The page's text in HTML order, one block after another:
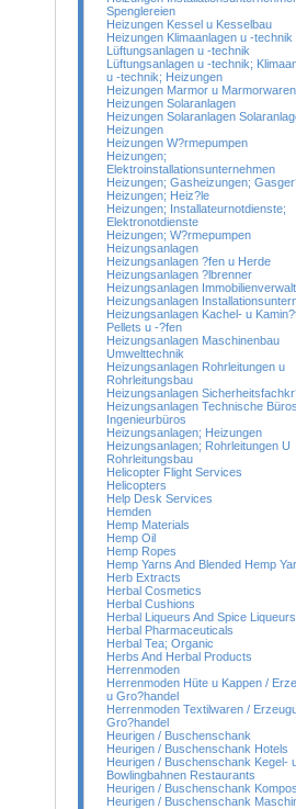
Spenglereien
Heizungen Kessel u Kesselbau
Heizungen Klimaanlagen u -technik
Lüftungsanlagen u -technik
Lüftungsanlagen u -technik;
u -technik; Heizungen
Heizungen Marmor u Marmorwaren
Heizungen Solaranlagen
Heizungen Solaranlagen
Heizungen
Heizungen W?rmepumpen
Heizungen;
Elektroinstallationsunternehmen
Heizungen; Gasheizungen;
Heizungen; Heiz?le
Heizungen; Installateurnotdienste;
Elektronotdienste
Heizungen; W?rmepumpen
Heizungsanlagen
Heizungsanlagen ?fen u Herde
Heizungsanlagen ?lbrenner
Heizungsanlagen
Heizungsanlagen
Heizungsanlagen Kachel- u
Pellets u -?fen
Heizungsanlagen Maschinenbau
Umwelttechnik
Heizungsanlagen Rohrleitungen u
Rohrleitungsbau
Heizungsanlagen
Heizungsanlagen Technische
Ingenieurbüros
Heizungsanlagen; Heizungen
Heizungsanlagen; Rohrleitungen U
Rohrleitungsbau
Helicopter Flight Services
Helicopters
Help Desk Services
Hemden
Hemp Materials
Hemp Oil
Hemp Ropes
Hemp Yarns And Blended Hemp
Herb Extracts
Herbal Cosmetics
Herbal Cushions
Herbal Liqueurs And Spice Liqueurs
Herbal Pharmaceuticals
Herbal Tea; Organic
Herbs And Herbal Products
Herrenmoden
Herrenmoden Hüte u Kappen /
u Gro?handel
Herrenmoden Textilwaren /
Gro?handel
Heurigen / Buschenschank
Heurigen / Buschenschank Hotels
Heurigen / Buschenschank Kegel-
Bowlingbahnen Restaurants
Heurigen / Buschenschank
Heurigen / Buschenschank